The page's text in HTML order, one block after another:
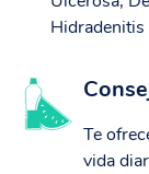
Te
vida